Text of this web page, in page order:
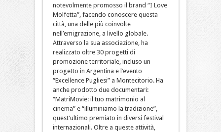
notevolmente promosso il brand “I Love
Molfetta”, facendo conoscere questa
città, una delle più coinvolte
nell’emigrazione, a livello globale.
Attraverso la sua associazione, ha
realizzato oltre 30 progetti di
promozione territoriale, incluso un
progetto in Argentina e l’evento
“Excellence Pugliesi” a Montecitorio. Ha
anche prodotto due documentari:
“MatriMovie: il tuo matrimonio al
cinema” e “illuminiamo la tradizione”,
quest’ultimo premiato in diversi festival
internazionali. Oltre a queste attività,